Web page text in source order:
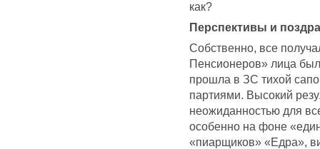
как?
Перспективы и
Собственно, все
Пенсионеров» лица
прошла в ЗС тихой
партиями. Высокий
неожиданностью для
особенно на фоне
«пиарщиков» «Едра»,